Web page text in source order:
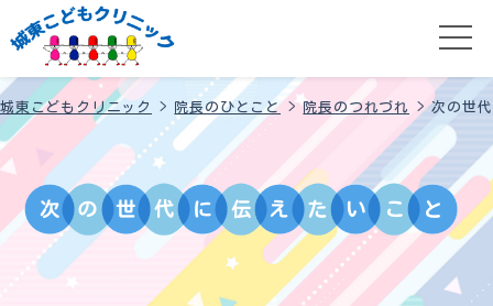
城東こどもクリニック > 院長のひとこと>院長のつれづれ >次の世
次 の 世 代 に 伝 え た い こ と